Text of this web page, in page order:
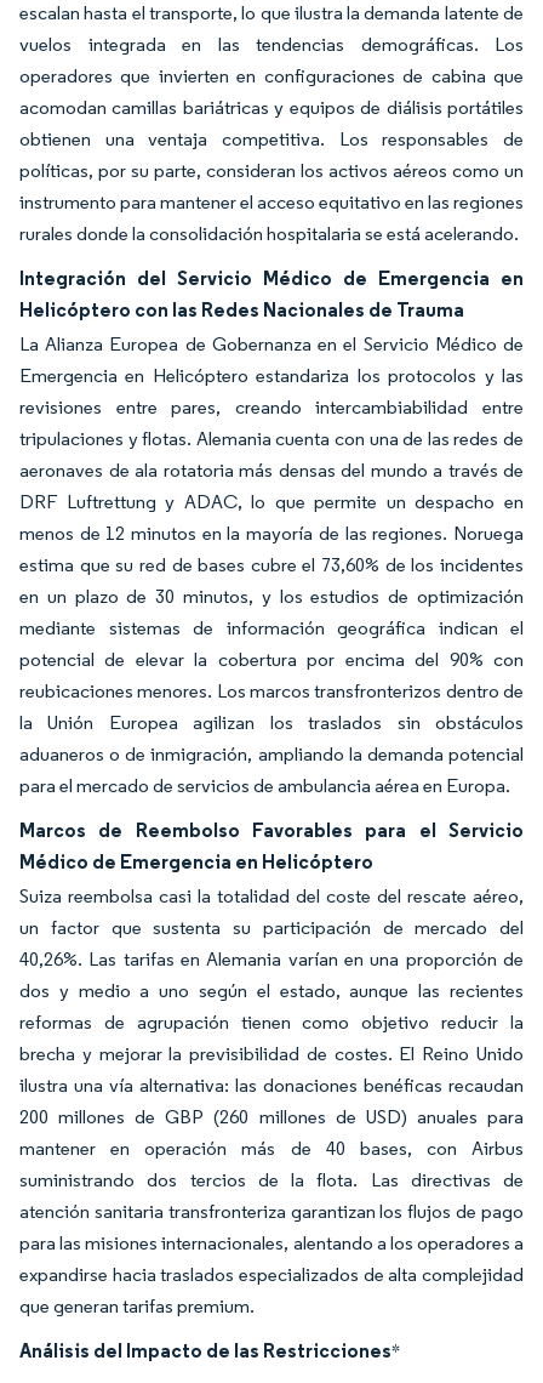
escalan hasta el transporte, lo que ilustra la demanda latente de
vuelos integrada en las tendencias demográficas. Los
operadores que invierten en configuraciones de cabina que
acomodan camillas bariátricas y equipos de diálisis portátiles
obtienen una ventaja competitiva. Los responsables de
políticas, por su parte, consideran los activos aéreos como un
instrumento para mantener el acceso equitativo en las regiones
rurales donde la consolidación hospitalaria se está acelerando.
Integración del Servicio Médico de Emergencia en
Helicóptero con las Redes Nacionales de Trauma
La Alianza Europea de Gobernanza en el Servicio Médico de
Emergencia en Helicóptero estandariza los protocolos y las
revisiones entre pares, creando intercambiabilidad entre
tripulaciones y flotas. Alemania cuenta con una de las redes de
aeronaves de ala rotatoria más densas del mundo a través de
DRF Luftrettung y ADAC, lo que permite un despacho en
menos de 12 minutos en la mayoría de las regiones. Noruega
estima que su red de bases cubre el 73,60% de los incidentes
en un plazo de 30 minutos, y los estudios de optimización
mediante sistemas de información geográfica indican el
potencial de elevar la cobertura por encima del 90% con
reubicaciones menores. Los marcos transfronterizos dentro de
la Unión Europea agilizan los traslados sin obstáculos
aduaneros o de inmigración, ampliando la demanda potencial
para el mercado de servicios de ambulancia aérea en Europa.
Marcos de Reembolso Favorables para el Servicio
Médico de Emergencia en Helicóptero
Suiza reembolsa casi la totalidad del coste del rescate aéreo,
un factor que sustenta su participación de mercado del
40,26%. Las tarifas en Alemania varían en una proporción de
dos y medio a uno según el estado, aunque las recientes
reformas de agrupación tienen como objetivo reducir la
brecha y mejorar la previsibilidad de costes. El Reino Unido
ilustra una vía alternativa: las donaciones benéficas recaudan
200 millones de GBP (260 millones de USD) anuales para
mantener en operación más de 40 bases, con Airbus
suministrando dos tercios de la flota. Las directivas de
atención sanitaria transfronteriza garantizan los flujos de pago
para las misiones internacionales, alentando a los operadores a
expandirse hacia traslados especializados de alta complejidad
que generan tarifas premium.
Análisis del Impacto de las Restricciones*